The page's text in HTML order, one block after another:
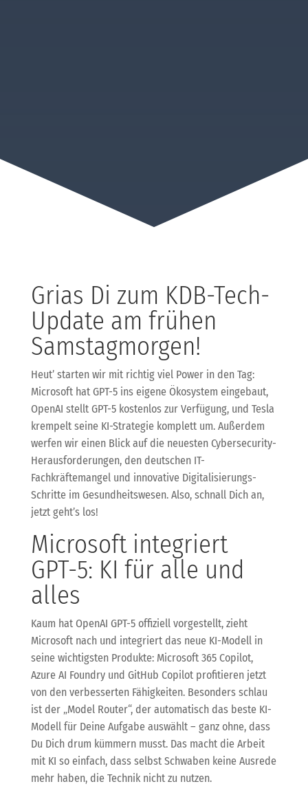
Grias Di zum KDB-Tech-
Update am frühen
Samstagmorgen!
Heut’ starten wir mit richtig viel Power in den Tag:
Microsoft hat GPT-5 ins eigene Ökosystem eingebaut,
OpenAI stellt GPT-5 kostenlos zur Verfügung, und Tesla
krempelt seine KI-Strategie komplett um. Außerdem
werfen wir einen Blick auf die neuesten Cybersecurity-
Herausforderungen, den deutschen IT-
Fachkräftemangel und innovative Digitalisierungs-
Schritte im Gesundheitswesen. Also, schnall Dich an,
jetzt geht’s los!
Microsoft integriert
GPT-5: KI für alle und
alles
Kaum hat OpenAI GPT-5 offiziell vorgestellt, zieht
Microsoft nach und integriert das neue KI-Modell in
seine wichtigsten Produkte: Microsoft 365 Copilot,
Azure AI Foundry und GitHub Copilot profitieren jetzt
von den verbesserten Fähigkeiten. Besonders schlau
ist der „Model Router“, der automatisch das beste KI-
Modell für Deine Aufgabe auswählt – ganz ohne, dass
Du Dich drum kümmern musst. Das macht die Arbeit
mit KI so einfach, dass selbst Schwaben keine Ausrede
mehr haben, die Technik nicht zu nutzen.